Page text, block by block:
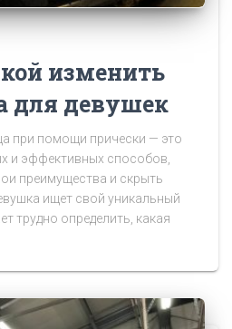
изменить
для девушек
при помощи прически — это
и эффективных способов,
преимущества и скрыть
ищет свой уникальный
трудно определить, какая